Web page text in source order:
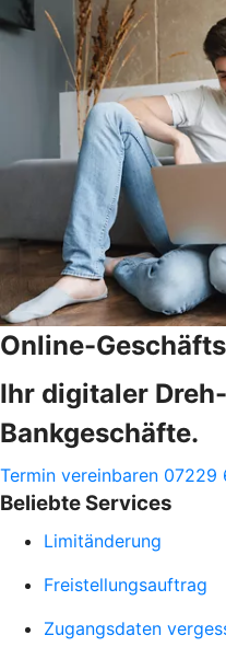
Online-
Ihr digitaler
Bankgeschäfte.
Termin vereinbaren 07229
Beliebte Services
Limitänderung
Freistellungsauftrag
Zugangsdaten